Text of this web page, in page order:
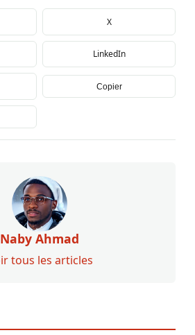
X
LinkedIn
Copier
Naby Ahmad
tous les articles